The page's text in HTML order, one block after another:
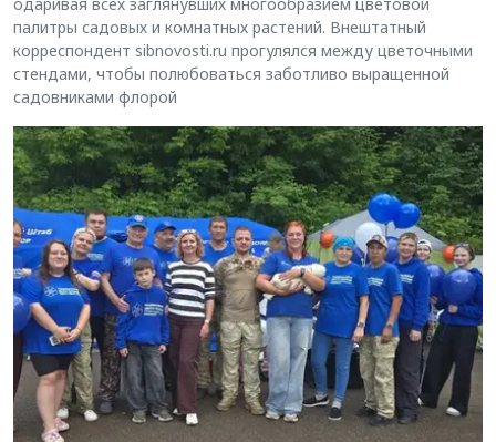
палитры садовых и комнатных растений. Внештатный
корреспондент sibnovosti.ru прогулялся между цветочными
стендами, чтобы полюбоваться заботливо выращенной
садовниками флорой